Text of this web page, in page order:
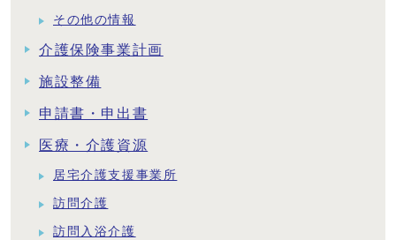
その他の情報
介護保険事業計画
施設整備
申請書・申出書
医療・介護資源
居宅介護支援事業所
訪問介護
訪問入浴介護